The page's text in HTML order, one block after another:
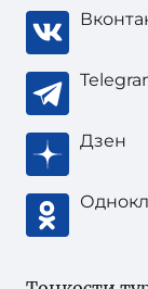
Дзен